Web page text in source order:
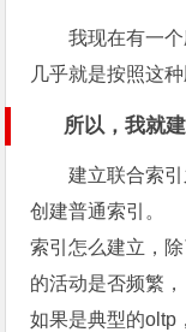
我现在有一个
几乎就是按照这
所以，我就
建立联合索
创建普通索引。
索引怎么建立，
的活动是否频繁，
如果是典型的oltp